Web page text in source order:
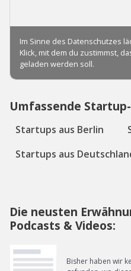
Umfassende
Startups aus Berlin
Startups aus
Die neusten
Podcasts & Videos:
Bisher haben wir